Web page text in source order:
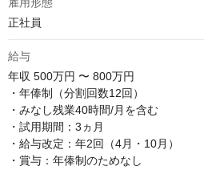
雇用形態
正社員
給与
年収 500万円 〜 800万円
・年俸制（分割回数12回）
・みなし残業40時間/月を含む
・試用期間：3ヵ月
・給与改定：年2回（4月・10月）
・賞与：年俸制のためなし